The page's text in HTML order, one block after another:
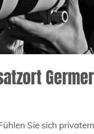
Sie sich